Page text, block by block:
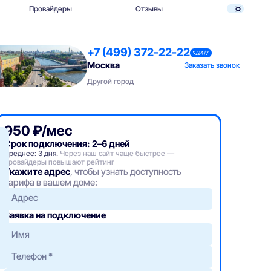
Провайдеры Отзывы
+7 (499) 372-22-22 24/7
Москва
Заказать звонок
Другой город
950 ₽/мес
Срок подключения: 2–6 дней
Среднее: 3 дня. Через наш сайт чаще быстрее —
провайдеры повышают рейтинг
Укажите адрес, чтобы узнать доступность
тарифа в вашем доме:
Адрес
Заявка на подключение